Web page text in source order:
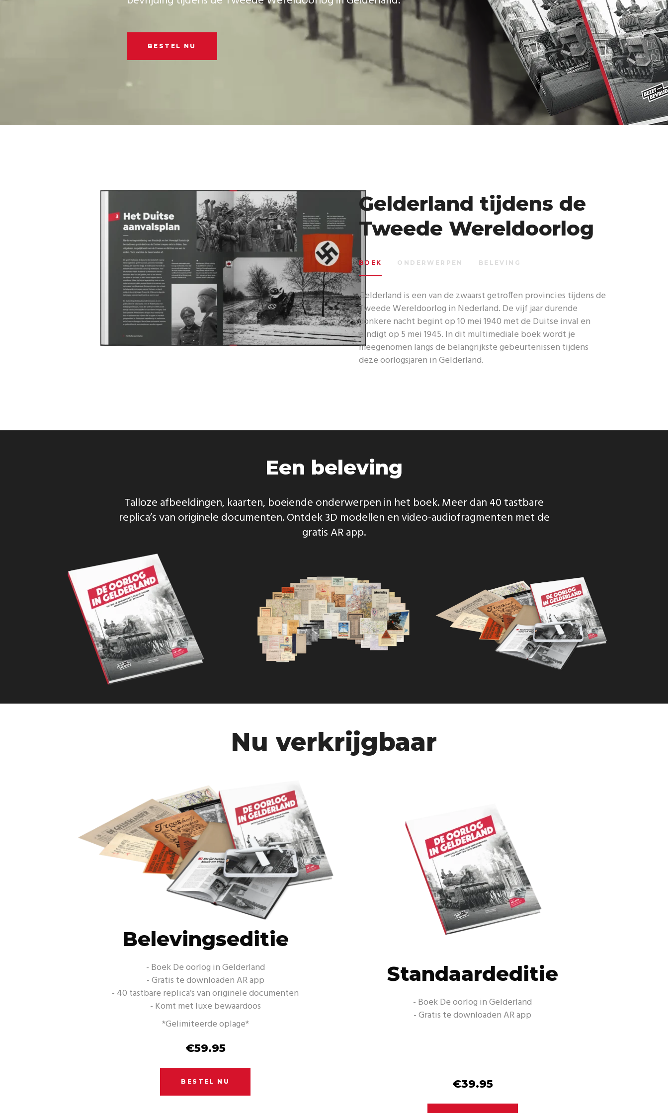
BESTEL NU
Gelderland tijdens de
Tweede Wereldoorlog
BOEK ONDERWERPEN BELEVING
Gelderland is een van de zwaarst getroffen provincies tijdens de
Tweede Wereldoorlog in Nederland. De vijf jaar durende
donkere nacht begint op 10 mei 1940 met de Duitse inval en
eindigt op 5 mei 1945. In dit multimediale boek wordt je
meegenomen langs de belangrijkste gebeurtenissen tijdens
deze oorlogsjaren in Gelderland.
Een beleving
Talloze afbeeldingen, kaarten, boeiende onderwerpen in het boek. Meer dan 40 tastbare
replica’s van originele documenten. Ontdek 3D modellen en video-audiofragmenten met de
gratis AR app.
Nu verkrijgbaar
Belevingseditie
- Boek De oorlog in Gelderland
- Gratis te downloaden AR app
- 40 tastbare replica’s van originele documenten
- Komt met luxe bewaardoos
*Gelimiteerde oplage*
€59.95
BESTEL NU
Standaardeditie
- Boek De oorlog in Gelderland
- Gratis te downloaden AR app
€39.95